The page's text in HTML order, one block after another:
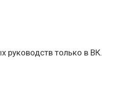
руководств только в ВК.